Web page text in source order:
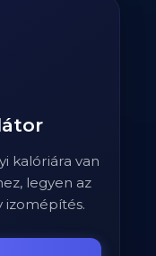
kalóriára van
legyen az
izomépítés.